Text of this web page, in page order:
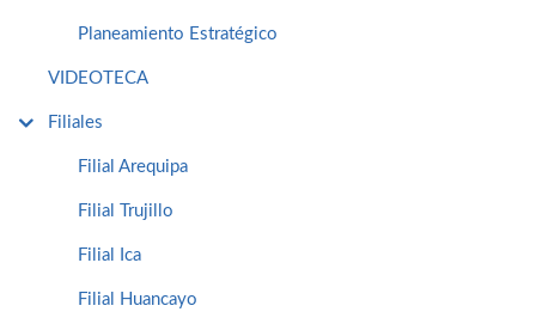
Planeamiento Estratégico
VIDEOTECA
Filiales
Filial Arequipa
Filial Trujillo
Filial Ica
Filial Huancayo